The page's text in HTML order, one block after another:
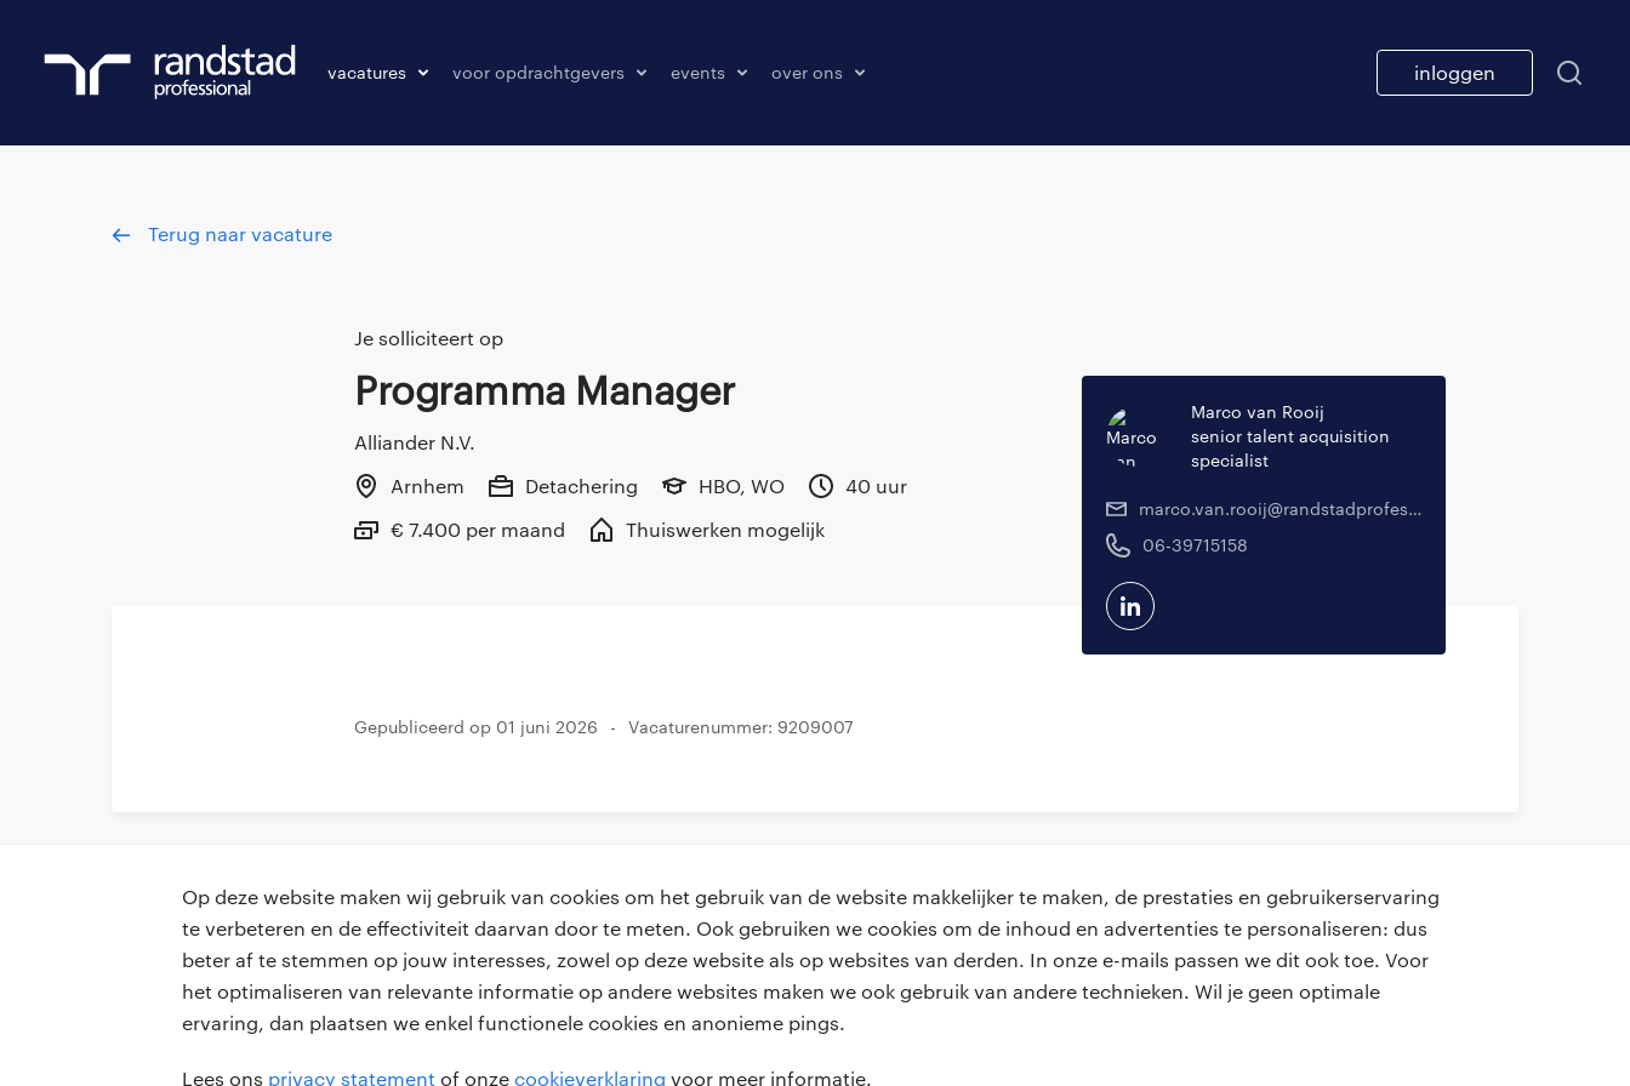
Op deze website maken wij gebruik van cookies om het gebruik van de website makkelijker te maken, de prestaties en gebruikerservaring
te verbeteren en de effectiviteit daarvan door te meten. Ook gebruiken we cookies om de inhoud en advertenties te personaliseren: dus
beter af te stemmen op jouw interesses, zowel op deze website als op websites van derden. In onze e-mails passen we dit ook toe. Voor
het optimaliseren van relevante informatie op andere websites maken we ook gebruik van andere technieken. Wil je geen optimale
ervaring, dan plaatsen we enkel functionele cookies en anonieme pings.
Lees ons privacy statement of onze cookieverklaring voor meer informatie.
vacatures voor opdrachtgevers events over ons inloggen
Terug naar vacature
Je solliciteert op
Programma Manager
Alliander N.V.
Arnhem
Detachering HBO, WO
40 uur
€ 7.400 per maand
Thuiswerken mogelijk
Marco van Rooij
senior talent acquisition
specialist
marco.van.rooij@randstadprofessional.nl
06-39715158
Gepubliceerd op 01 juni 2026 Vacaturenummer: 9209007
professionals
vacatures
voor opdrachtgevers
vacature plaatsen
handige links
over ons
contact